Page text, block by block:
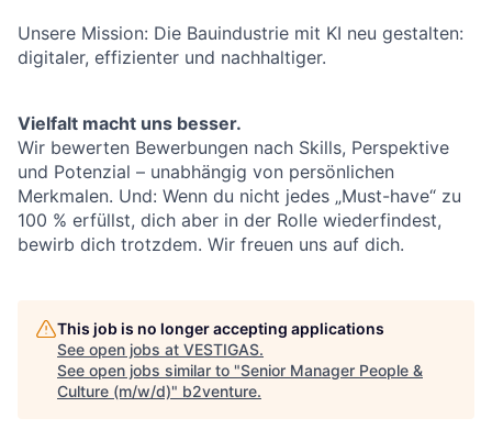
Unsere Mission: Die Bauindustrie mit KI neu gestalten:
digitaler, effizienter und nachhaltiger.
Vielfalt macht uns besser.
Wir bewerten Bewerbungen nach Skills, Perspektive
und Potenzial – unabhängig von persönlichen
Merkmalen. Und: Wenn du nicht jedes „Must-have“ zu
100 % erfüllst, dich aber in der Rolle wiederfindest,
bewirb dich trotzdem. Wir freuen uns auf dich.
This job is no longer accepting applications
See open jobs at VESTIGAS.
See open jobs similar to "Senior Manager People &
Culture (m/w/d)" b2venture.